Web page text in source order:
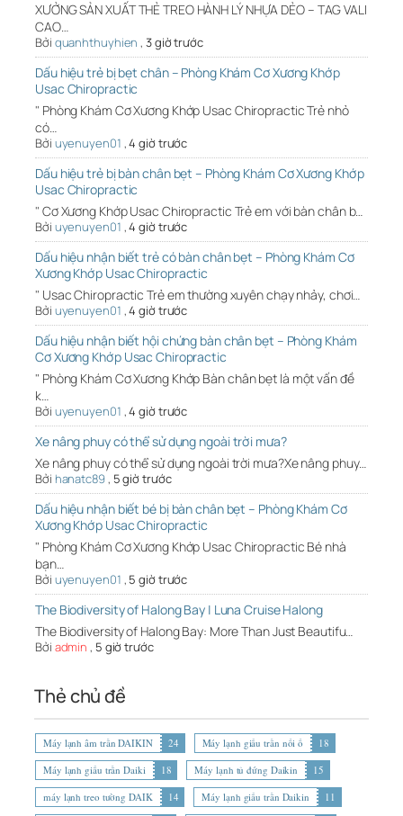
XƯỞNG SẢN XUẤT THẺ TREO HÀNH LÝ NHỰA DẺO – TAG VALI
CAO…
Bởi quanhthuyhien ,3 giờ trước
Dấu hiệu trẻ bị bẹt chân – Phòng Khám Cơ Xương Khớp
Usac Chiropractic
" Phòng Khám Cơ Xương Khớp Usac Chiropractic Trẻ nhỏ
có…
Bởi uyenuyen01 ,4 giờ trước
Dấu hiệu trẻ bị bàn chân bẹt – Phòng Khám Cơ Xương Khớp
Usac Chiropractic
" Cơ Xương Khớp Usac Chiropractic Trẻ em với bàn chân b…
Bởi uyenuyen01 ,4 giờ trước
Dấu hiệu nhận biết trẻ có bàn chân bẹt – Phòng Khám Cơ
Xương Khớp Usac Chiropractic
" Usac Chiropractic Trẻ em thường xuyên chạy nhảy, chơi…
Bởi uyenuyen01 ,4 giờ trước
Dấu hiệu nhận biết hội chứng bàn chân bẹt – Phòng Khám
Cơ Xương Khớp Usac Chiropractic
" Phòng Khám Cơ Xương Khớp Bàn chân bẹt là một vấn đề
k…
Bởi uyenuyen01 ,4 giờ trước
Xe nâng phuy có thể sử dụng ngoài trời mưa?
Xe nâng phuy có thể sử dụng ngoài trời mưa?Xe nâng phuy…
Bởi hanatc89, 5 giờ trước
Dấu hiệu nhận biết bé bị bàn chân bẹt – Phòng Khám Cơ
Xương Khớp Usac Chiropractic
" Phòng Khám Cơ Xương Khớp Usac Chiropractic Bé nhà
bạn…
Bởi uyenuyen01 , 5 giờ trước
The Biodiversity of Halong Bay | Luna Cruise Halong
The Biodiversity of Halong Bay: More Than Just Beautifu…
Bởi admin , 5 giờ trước
Thẻ chủ đề
Máy lạnh âm trần DAIKIN 24 Máy lạnh giấu trần nối ố
18
Máy lạnh giấu trần Daiki
18 Máy lạnh tủ đứng Daikin
15
máy lạnh treo tường DAIK
14 Máy lạnh giấu trần Daikin
11